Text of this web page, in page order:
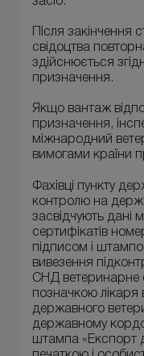
Після закінчення
свідоцтва
здійснюється
призначення.
Якщо вантаж
призначення,
міжнародний
вимогами країни
Фахівці пункту
контролю на
засвідчують дані
сертифікатів
підписом і
вивезення
СНД ветеринарне
позначкою лікаря
державного
державному
штампа «Експорт